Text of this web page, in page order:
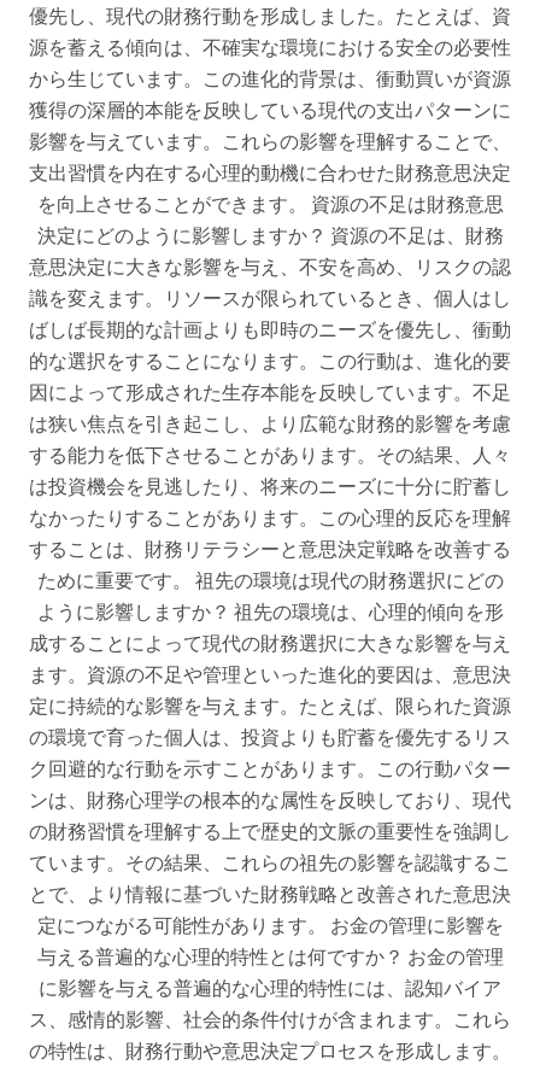
優先し、現代の財務行動を形成しました。たとえば、資
源を蓄える傾向は、不確実な環境における安全の必要性
から生じています。この進化的背景は、衝動買いが資源
獲得の深層的本能を反映している現代の支出パターンに
影響を与えています。これらの影響を理解することで、
支出習慣を内在する心理的動機に合わせた財務意思決定
を向上させることができます。 資源の不足は財務意思
決定にどのように影響しますか？ 資源の不足は、財務
意思決定に大きな影響を与え、不安を高め、リスクの認
識を変えます。リソースが限られているとき、個人はし
ばしば長期的な計画よりも即時のニーズを優先し、衝動
的な選択をすることになります。この行動は、進化的要
因によって形成された生存本能を反映しています。不足
は狭い焦点を引き起こし、より広範な財務的影響を考慮
する能力を低下させることがあります。その結果、人々
は投資機会を見逃したり、将来のニーズに十分に貯蓄し
なかったりすることがあります。この心理的反応を理解
することは、財務リテラシーと意思決定戦略を改善する
ために重要です。 祖先の環境は現代の財務選択にどの
ように影響しますか？ 祖先の環境は、心理的傾向を形
成することによって現代の財務選択に大きな影響を与え
ます。資源の不足や管理といった進化的要因は、意思決
定に持続的な影響を与えます。たとえば、限られた資源
の環境で育った個人は、投資よりも貯蓄を優先するリス
ク回避的な行動を示すことがあります。この行動パター
ンは、財務心理学の根本的な属性を反映しており、現代
の財務習慣を理解する上で歴史的文脈の重要性を強調し
ています。その結果、これらの祖先の影響を認識するこ
とで、より情報に基づいた財務戦略と改善された意思決
定につながる可能性があります。 お金の管理に影響を
与える普遍的な心理的特性とは何ですか？ お金の管理
に影響を与える普遍的な心理的特性には、認知バイア
ス、感情的影響、社会的条件付けが含まれます。これら
の特性は、財務行動や意思決定プロセスを形成します。